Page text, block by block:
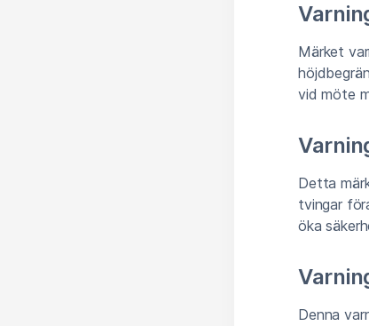
Märket
vid möte
Detta
tvingar
öka
Denna